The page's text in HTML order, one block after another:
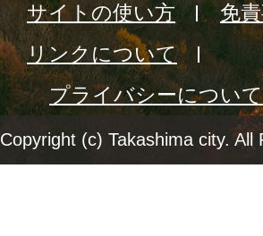
サイトの使い方
免
リンクについて
プライバシーについて
Copyright (c) Takashima city. All